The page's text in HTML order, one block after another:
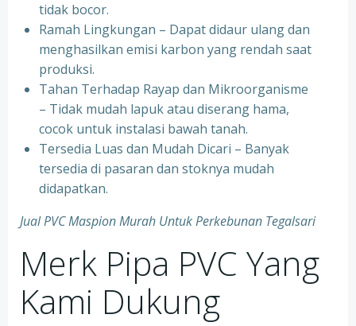
tidak bocor.
Ramah Lingkungan – Dapat didaur ulang dan
menghasilkan emisi karbon yang rendah saat
produksi.
Tahan Terhadap Rayap dan Mikroorganisme
– Tidak mudah lapuk atau diserang hama,
cocok untuk instalasi bawah tanah.
Tersedia Luas dan Mudah Dicari – Banyak
tersedia di pasaran dan stoknya mudah
didapatkan.
Jual PVC Maspion Murah Untuk Perkebunan Tegalsari
Merk Pipa PVC Yang
Kami Dukung